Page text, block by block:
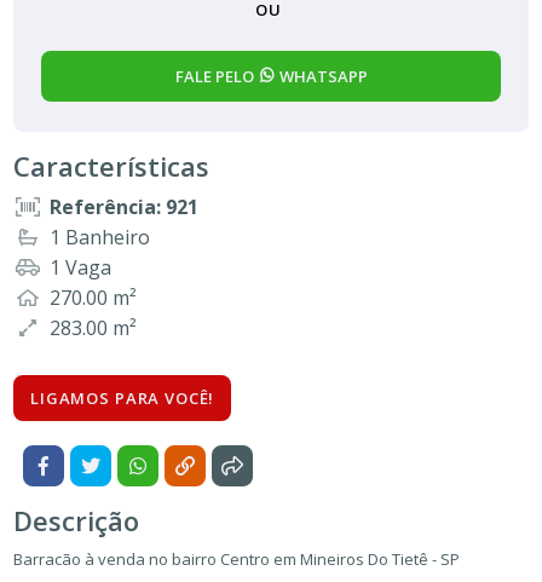
OU
FALE PELO WHATSAPP
Características
Referência: 921
1 Banheiro
1 Vaga
270.00 m²
283.00 m²
LIGAMOS PARA VOCÊ!
Descrição
Barracão à venda no bairro Centro em Mineiros Do Tietê - SP